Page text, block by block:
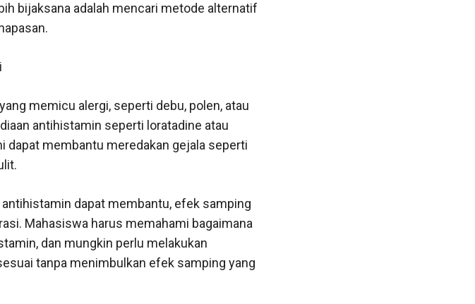
bijaksana adalah mencari metode alternatif
memicu alergi, seperti debu, polen, atau
antihistamin seperti loratadine atau
dapat membantu meredakan gejala seperti
dapat membantu, efek samping
Mahasiswa harus memahami bagaimana
dan mungkin perlu melakukan
tanpa menimbulkan efek samping yang